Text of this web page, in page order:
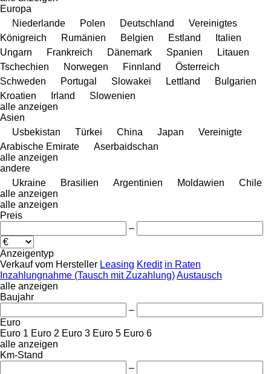
Europa
Niederlande
Polen Deutschland
Vereinigtes
Königreich
Rumänien Belgien Estland
Italien
Ungarn
Frankreich Dänemark Spanien
Litauen
Tschechien
Norwegen Finnland
Österreich
Schweden
Portugal Slowakei Lettland
Bulgarien
Kroatien
Irland
Slowenien
alle anzeigen
Asien
Usbekistan
Türkei China Japan
Vereinigte
Arabische Emirate
Aserbaidschan
alle anzeigen
andere
Ukraine
Brasilien Argentinien Moldawien
Chile
alle anzeigen
alle anzeigen
Preis
–
Anzeigentyp
Verkauf vom Hersteller Leasing Kredit in Raten
Inzahlungnahme (Tausch mit Zuzahlung)Austausch
alle anzeigen
Baujahr
–
Euro
Euro 1 Euro 2 Euro 3 Euro 5 Euro 6
alle anzeigen
Km-Stand
–